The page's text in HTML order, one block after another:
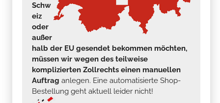
Schw
eiz
oder
außer
halb der EU gesendet bekommen möchten,
müssen wir wegen des teilweise
komplizierten Zollrechts einen manuellen
Auftrag anlegen. Eine automatisierte Shop-
Bestellung geht aktuell leider nicht!